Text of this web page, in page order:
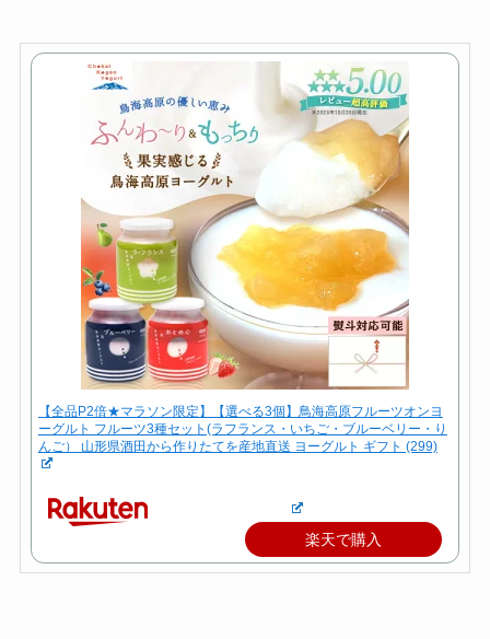
【全品P2倍★マラソン限定】【選べる3個】鳥海高原フルーツオンヨ
ーグルト フルーツ3種セット(ラフランス・いちご・ブルーベリー・り
んご） 山形県酒田から作りたてを産地直送 ヨーグルト ギフト (299)
楽天で購入